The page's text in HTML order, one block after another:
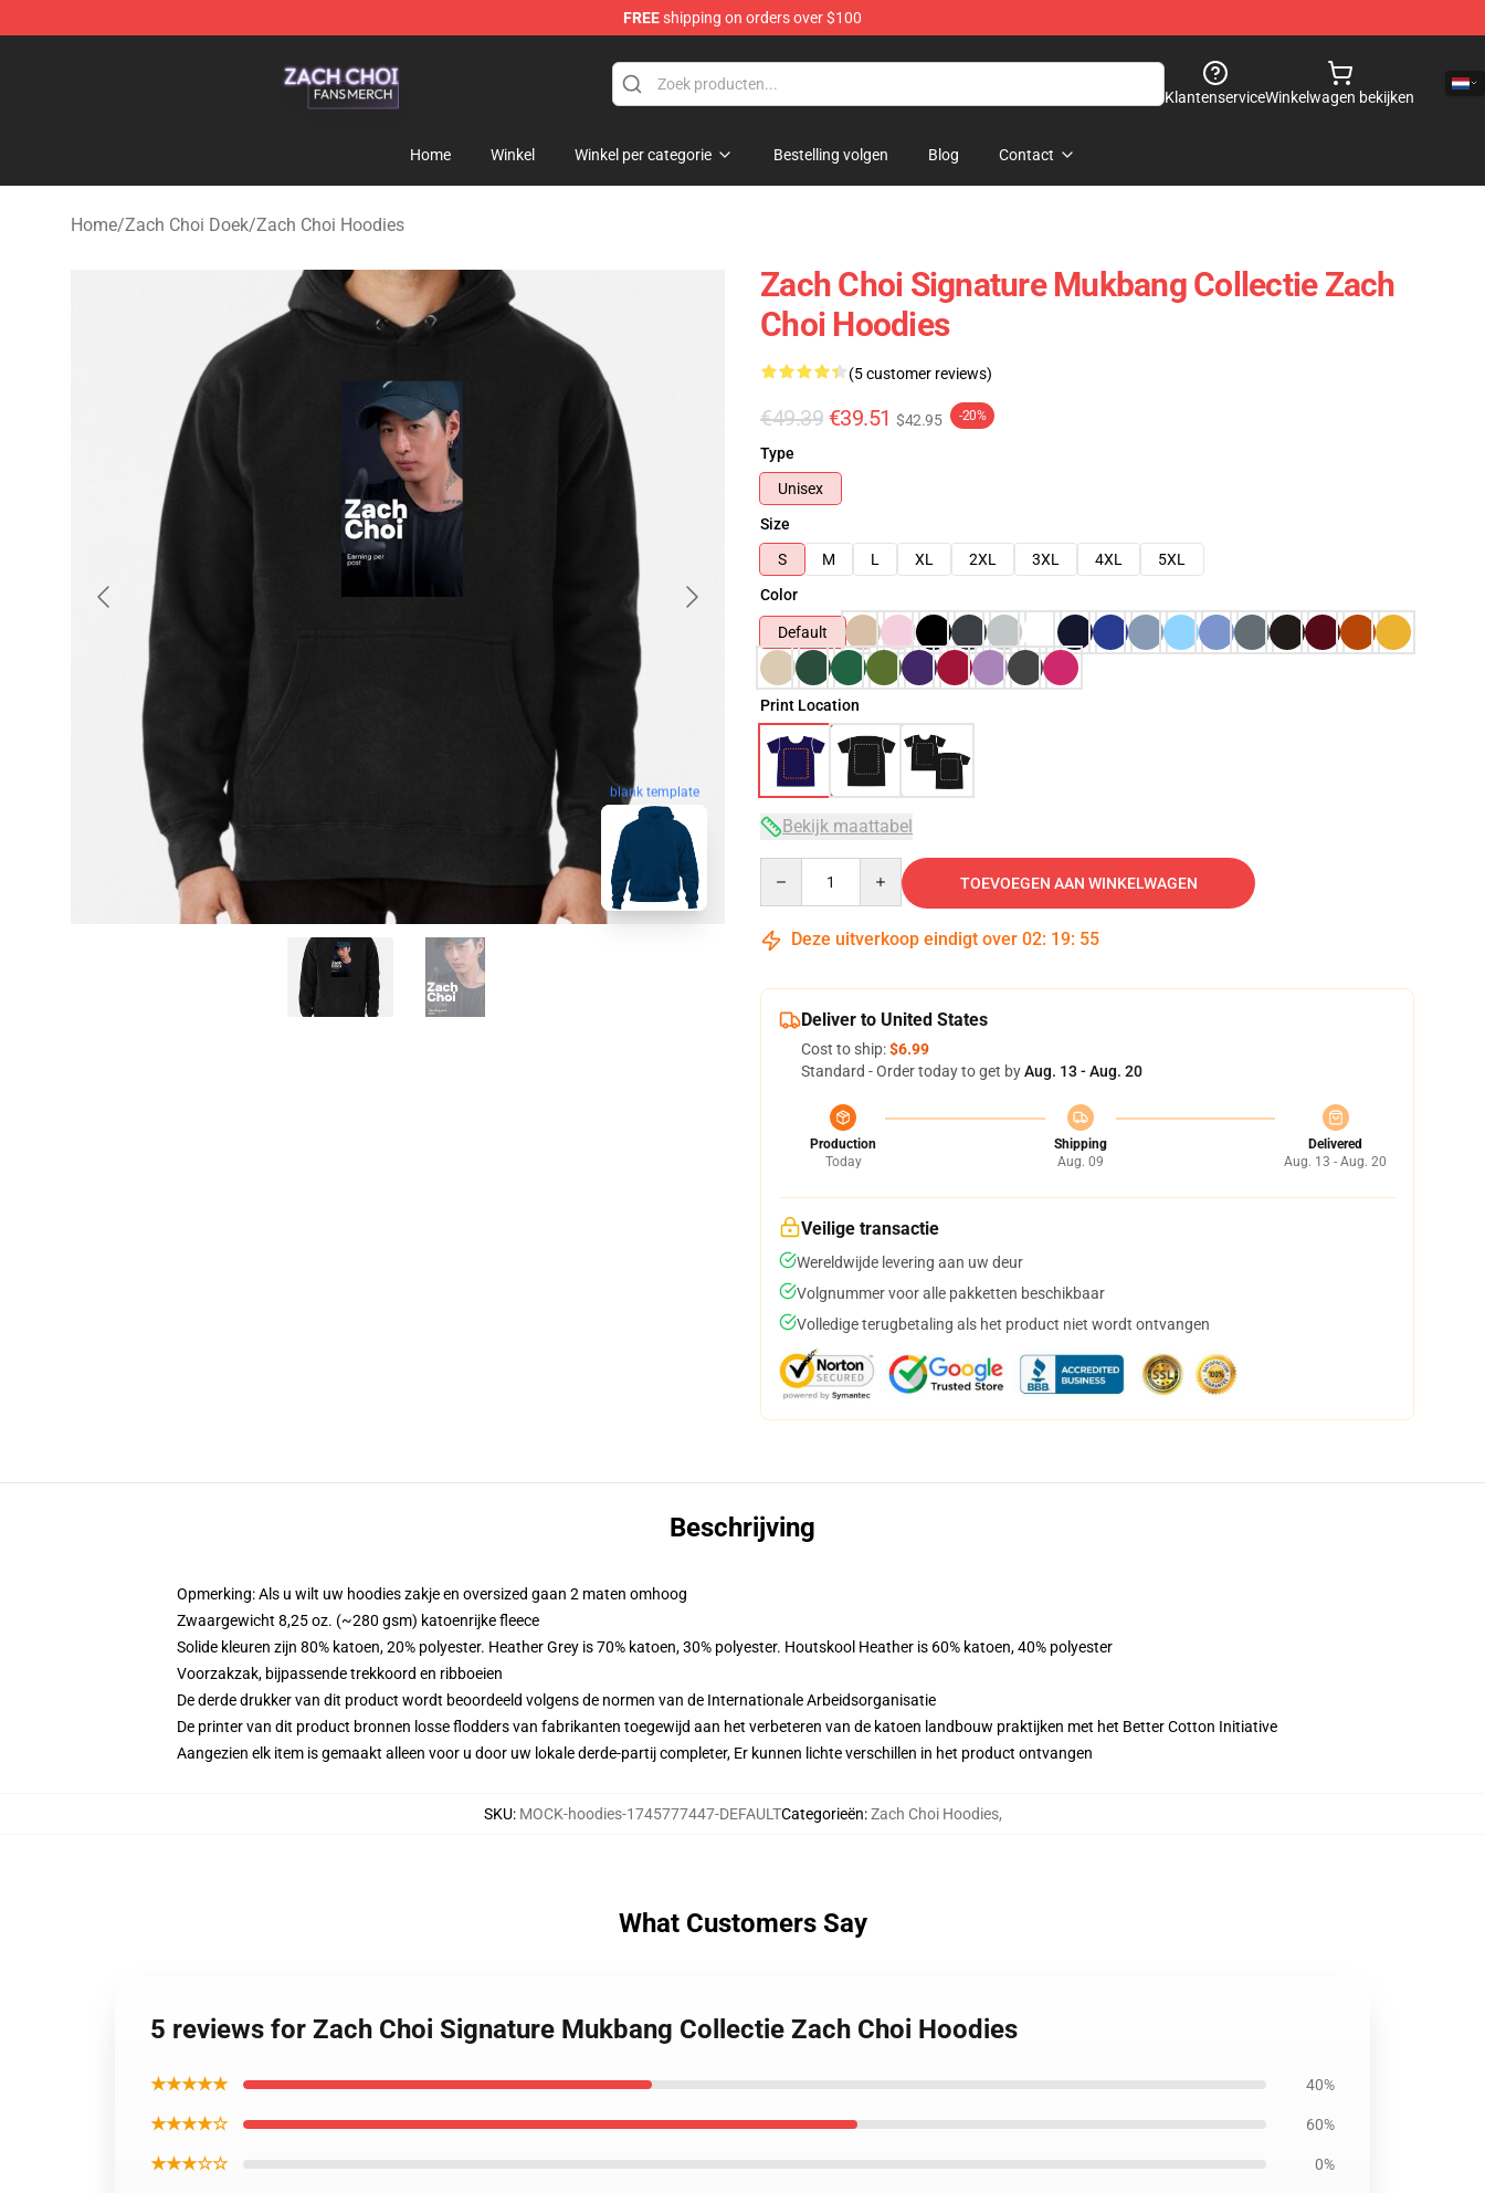
FREEshipping on orders over $100
KlantenserviceWinkelwagen bekijken
Home Winkel Winkel per categorie Bestelling volgen Blog Contact
Home/Zach Choi Doek/Zach Choi Hoodies
blank template
Zach Choi Signature Mukbang Collectie Zach
Choi Hoodies
(5 customer reviews)
€49.39 €39.51 $42.95 -20%
Type
Unisex
Size
S
M L XL 2XL 3XL 4XL
5XL
Color
Default
Print Location
Bekijk maattabel
TOEVOEGEN AAN WINKELWAGEN
Deze uitverkoop eindigt over 02: 19: 54
Deliver to United States
Cost to ship:$6.99
Standard - Order today to get byAug. 13 - Aug. 20
Production
Today
Shipping
Aug. 09
Delivered
Aug. 13 - Aug. 20
Veilige transactie
Wereldwijde levering aan uw deur
Volgnummer voor alle pakketten beschikbaar
Volledige terugbetaling als het product niet wordt ontvangen
Beschrijving
Opmerking: Als u wilt uw hoodies zakje en oversized gaan 2 maten omhoog
Zwaargewicht 8,25 oz. (~280 gsm) katoenrijke fleece
Solide kleuren zijn 80% katoen, 20% polyester. Heather Grey is 70% katoen, 30% polyester. Houtskool Heather is 60% katoen, 40% polyester
Voorzakzak, bijpassende trekkoord en ribboeien
De derde drukker van dit product wordt beoordeeld volgens de normen van de Internationale Arbeidsorganisatie
De printer van dit product bronnen losse flodders van fabrikanten toegewijd aan het verbeteren van de katoen landbouw praktijken met het Better Cotton Initiative
Aangezien elk item is gemaakt alleen voor u door uw lokale derde-partij completer, Er kunnen lichte verschillen in het product ontvangen
SKU: MOCK-hoodies-1745777447-DEFAULTCategorieën:Zach Choi Hoodies,
What Customers Say
5 reviews for Zach Choi Signature Mukbang Collectie Zach Choi Hoodies
★★★★★ 40%
★★★★☆ 60%
★★★☆☆ 0%